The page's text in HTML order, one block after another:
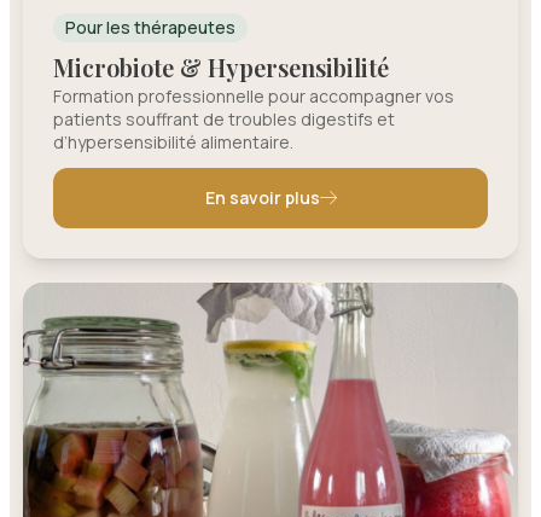
Pour les thérapeutes
Microbiote & Hypersensibilité
Formation professionnelle pour accompagner vos
patients souffrant de troubles digestifs et
d’hypersensibilité alimentaire.
En savoir plus